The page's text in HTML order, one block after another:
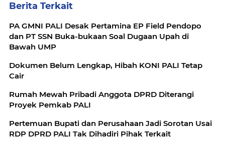
Berita Terkait
PA GMNI PALI Desak Pertamina EP Field Pendopo
dan PT SSN Buka-bukaan Soal Dugaan Upah di
Bawah UMP
Dokumen Belum Lengkap, Hibah KONI PALI Tetap
Cair
Rumah Mewah Pribadi Anggota DPRD Diterangi
Proyek Pemkab PALI
Pertemuan Bupati dan Perusahaan Jadi Sorotan Usai
RDP DPRD PALI Tak Dihadiri Pihak Terkait